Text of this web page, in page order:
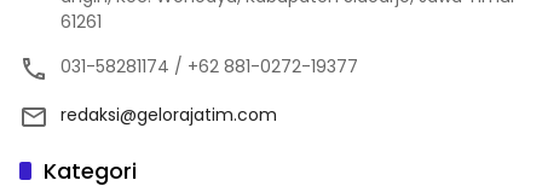
61261
031-58281174 / +62 881-0272-19377
redaksi@gelorajatim.com
Kategori